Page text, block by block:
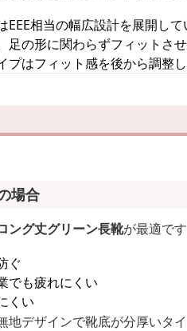
EEE相当の幅広設計を展開して
足の形に関わらずフィットさ
プはフィット感を後から調整
場合
ング丈グリーン長靴が最適です
ぐ
でも疲れにくい
くい
デザインで靴底が分厚いタ